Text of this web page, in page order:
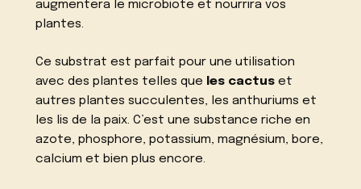
augmentera le microbiote et nourrira vos
plantes.
Ce substrat est parfait pour une utilisation
avec des plantes telles que les cactus et
autres plantes succulentes, les anthuriums et
les lis de la paix. C’est une substance riche en
azote, phosphore, potassium, magnésium, bore,
calcium et bien plus encore.